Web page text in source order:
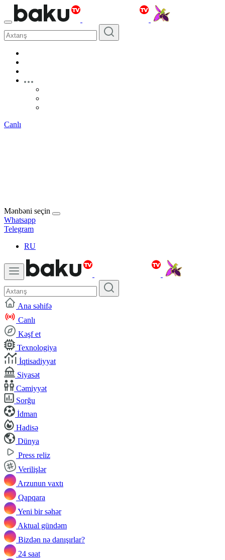
Canlı
Mənbəni seçin
Whatsapp
Telegram
RU
Ana səhifə
Canlı
Kəşf et
Texnologiya
İqtisadiyyat
Siyasət
Cəmiyyət
Sorğu
İdman
Hadisə
Dünya
Press reliz
Verilişlər
Arzunun vaxtı
Qapqara
Yeni bir səhər
Aktual gündəm
Bizdən nə danışırlar?
24 saat